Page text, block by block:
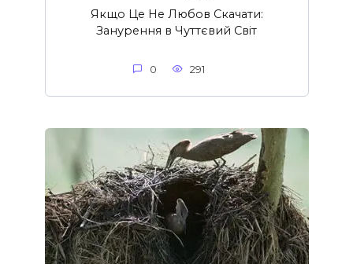
Якщо Це Не Любов Скачати:
Занурення в Чуттєвий Світ
0 291